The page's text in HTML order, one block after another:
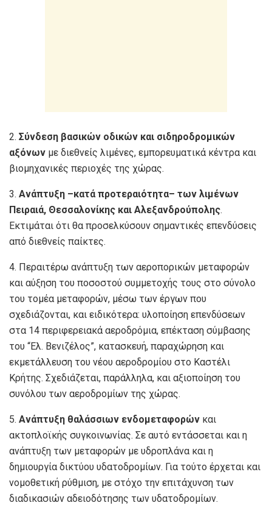
2. Σύνδεση βασικών οδικών και σιδηροδρομικών
αξόνων με διεθνείς λιμένες, εμπορευματικά κέντρα και
βιομηχανικές περιοχές της χώρας.
3. Ανάπτυξη –κατά προτεραιότητα– των λιμένων
Πειραιά, Θεσσαλονίκης και Αλεξανδρούπολης.
Εκτιμάται ότι θα προσελκύσουν σημαντικές επενδύσεις
από διεθνείς παίκτες.
4. Περαιτέρω ανάπτυξη των αεροπορικών μεταφορών
και αύξηση του ποσοστού συμμετοχής τους στο σύνολο
του τομέα μεταφορών, μέσω των έργων που
σχεδιάζονται, και ειδικότερα: υλοποίηση επενδύσεων
στα 14 περιφερειακά αεροδρόμια, επέκταση σύμβασης
του “Ελ. Βενιζέλος”, κατασκευή, παραχώρηση και
εκμετάλλευση του νέου αεροδρομίου στο Καστέλι
Κρήτης. Σχεδιάζεται, παράλληλα, και αξιοποίηση του
συνόλου των αεροδρομίων της χώρας.
5. Ανάπτυξη θαλάσσιων ενδομεταφορών και
ακτοπλοϊκής συγκοινωνίας. Σε αυτό εντάσσεται και η
ανάπτυξη των μεταφορών με υδροπλάνα και η
δημιουργία δικτύου υδατοδρομίων. Για τούτο έρχεται και
νομοθετική ρύθμιση, με στόχο την επιτάχυνση των
διαδικασιών αδειοδότησης των υδατοδρομίων.